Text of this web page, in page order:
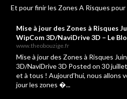
Et pour finir les Zones A Risques pour
Mise à jour des Zones à Risques
WipCom 3D/NaviDrive 3D – Le
www.theobouzige.fr
Mise à jour des Zones à Risques
3D/NaviDrive 3D Posted on 30
et à tous ! Aujourd’hui, nous allons
jour les zones �...